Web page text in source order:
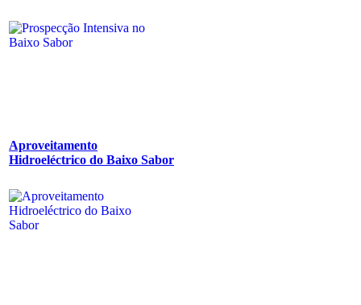
Aproveitamento
Hidroeléctrico do Baixo Sabor